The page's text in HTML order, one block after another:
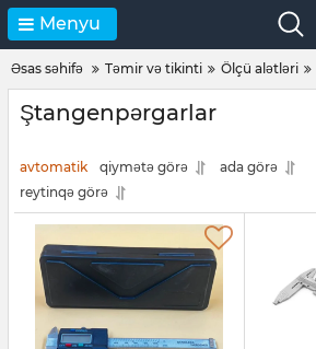
Menyu
Əsas səhifə Təmir və tikinti Ölçü alətləri
Ştangenpərgarlar
avtomatik qiymətə görə
ada görə
reytinqə görə